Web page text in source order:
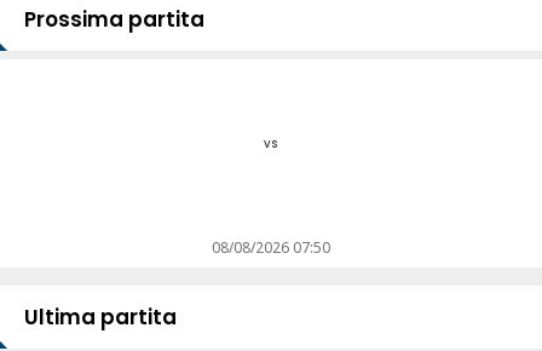
Prossima partita
vs
08/08/2026 07:50
Ultima partita